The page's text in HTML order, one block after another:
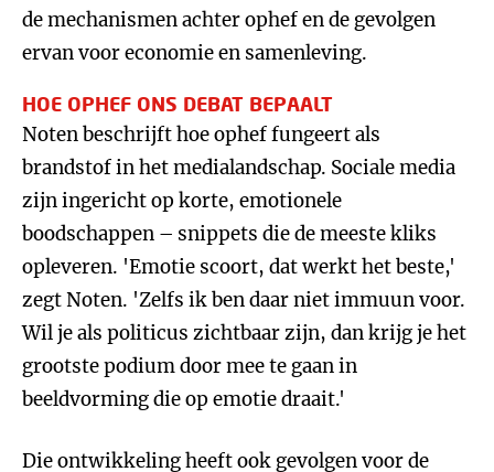
de mechanismen achter ophef en de gevolgen
ervan voor economie en samenleving.
HOE OPHEF ONS DEBAT BEPAALT
Noten beschrijft hoe ophef fungeert als
brandstof in het medialandschap. Sociale media
zijn ingericht op korte, emotionele
boodschappen – snippets die de meeste kliks
opleveren. 'Emotie scoort, dat werkt het beste,'
zegt Noten. 'Zelfs ik ben daar niet immuun voor.
Wil je als politicus zichtbaar zijn, dan krijg je het
grootste podium door mee te gaan in
beeldvorming die op emotie draait.'
Die ontwikkeling heeft ook gevolgen voor de